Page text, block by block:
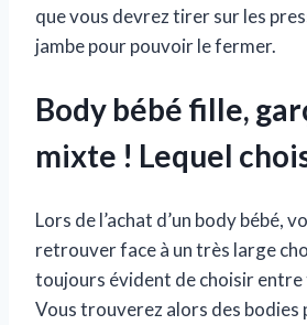
que vous devrez tirer sur les
jambe pour pouvoir le fermer.
Body bébé fille,
mixte ! Lequel
Lors de l’achat d’un body bébé,
retrouver face à un très large
toujours évident de choisir
Vous trouverez alors des bodies